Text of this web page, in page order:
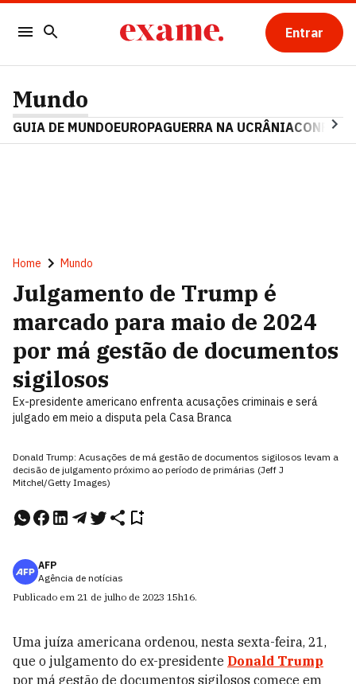
Entrar
Mundo
GUIA DE MUNDOEUROPAGUERRA NA UCRÂNIA
Home Mundo
Julgamento de Trump é
marcado para maio de 2024
por má gestão de documentos
sigilosos
Ex-presidente americano enfrenta acusações criminais e será
julgado em meio a disputa pela Casa Branca
Donald Trump: Acusações de má gestão de documentos sigilosos levam a
decisão de julgamento próximo ao período de primárias (Jeff J
Mitchel/Getty Images)
AFP
Agência de notícias
Publicado em 21 de julho de 2023 15h16.
Uma juíza americana ordenou, nesta sexta-feira, 21,
que o julgamento do ex-presidente Donald Trump
por má gestão de documentos sigilosos comece em